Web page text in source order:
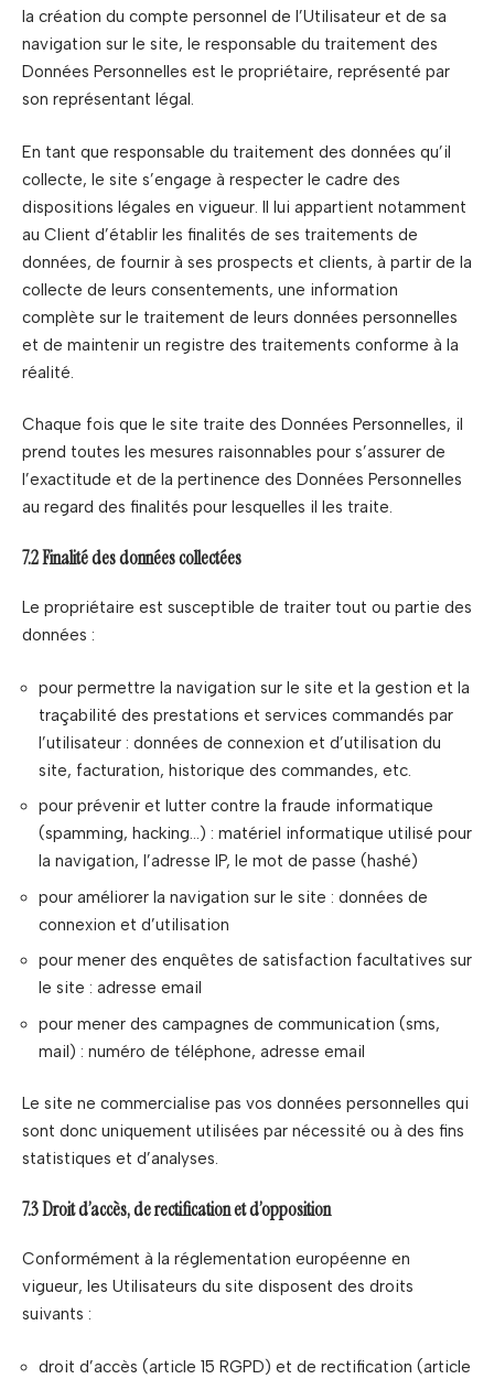
la création du compte personnel de l’Utilisateur et de sa
navigation sur le site, le responsable du traitement des
Données Personnelles est le propriétaire, représenté par
son représentant légal.
En tant que responsable du traitement des données qu’il
collecte, le site s’engage à respecter le cadre des
dispositions légales en vigueur. Il lui appartient notamment
au Client d’établir les finalités de ses traitements de
données, de fournir à ses prospects et clients, à partir de la
collecte de leurs consentements, une information
complète sur le traitement de leurs données personnelles
et de maintenir un registre des traitements conforme à la
réalité.
Chaque fois que le site traite des Données Personnelles, il
prend toutes les mesures raisonnables pour s’assurer de
l’exactitude et de la pertinence des Données Personnelles
au regard des finalités pour lesquelles il les traite.
7.2 Finalité des données collectées
Le propriétaire est susceptible de traiter tout ou partie des
données :
pour permettre la navigation sur le site et la gestion et la
traçabilité des prestations et services commandés par
l’utilisateur : données de connexion et d’utilisation du
site, facturation, historique des commandes, etc.
pour prévenir et lutter contre la fraude informatique
(spamming, hacking…) : matériel informatique utilisé pour
la navigation, l’adresse IP, le mot de passe (hashé)
pour améliorer la navigation sur le site : données de
connexion et d’utilisation
pour mener des enquêtes de satisfaction facultatives sur
le site : adresse email
pour mener des campagnes de communication (sms,
mail) : numéro de téléphone, adresse email
Le site ne commercialise pas vos données personnelles qui
sont donc uniquement utilisées par nécessité ou à des fins
statistiques et d’analyses.
7.3 Droit d’accès, de rectification et d’opposition
Conformément à la réglementation européenne en
vigueur, les Utilisateurs du site disposent des droits
suivants :
droit d’accès (article 15 RGPD) et de rectification (article